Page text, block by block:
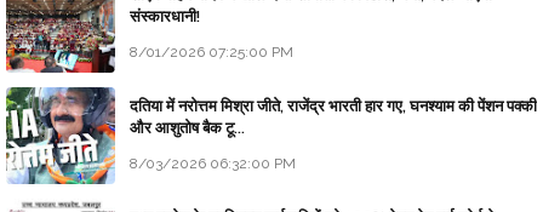
संस्कारधानी!
8/01/2026 07:25:00 PM
दतिया में नरोत्तम मिश्रा जीते, राजेंद्र भारती हार गए, घनश्याम की पेंशन पक्की
और आशुतोष बैक टू...
8/03/2026 06:32:00 PM